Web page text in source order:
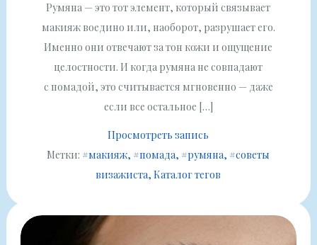
Румяна — это тот элемент, который связывает
макияж воедино или, наоборот, разрушает его.
Именно они отвечают за тон кожи и ощущение
целостности. И когда румяна не совпадают
с помадой, это считывается мгновенно — даже
если все остальное […]
Просмотреть запись
Метки: #макияж #помада #румяна #советы
визажиста Каталог тегов